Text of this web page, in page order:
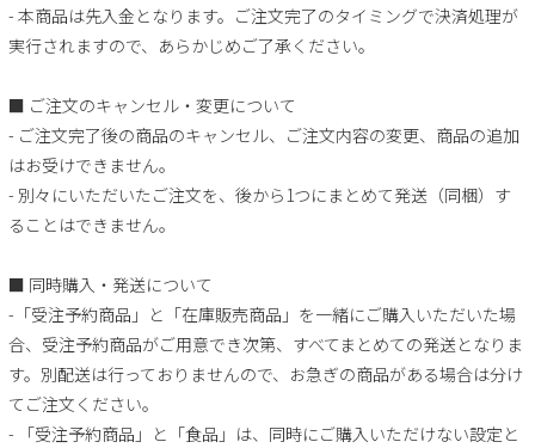
- 本商品は先入金となります。ご注文完了のタイミングで決済処理が
実行されますので、あらかじめご了承ください。
■ ご注文のキャンセル・変更について
- ご注文完了後の商品のキャンセル、ご注文内容の変更、商品の追加
はお受けできません。
- 別々にいただいたご注文を、後から1つにまとめて発送（同梱）す
ることはできません。
■ 同時購入・発送について
-「受注予約商品」と「在庫販売商品」を一緒にご購入いただいた場
合、受注予約商品がご用意でき次第、すべてまとめての発送となりま
す。別配送は行っておりませんので、お急ぎの商品がある場合は分け
てご注文ください。
- 「受注予約商品」と「食品」は、同時にご購入いただけない設定と